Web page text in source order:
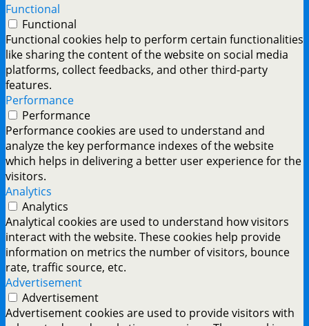
Functional
Functional
Functional cookies help to perform certain functionalities
like sharing the content of the website on social media
platforms, collect feedbacks, and other third-party
features.
Performance
Performance
Performance cookies are used to understand and
analyze the key performance indexes of the website
which helps in delivering a better user experience for the
visitors.
Analytics
Analytics
Analytical cookies are used to understand how visitors
interact with the website. These cookies help provide
information on metrics the number of visitors, bounce
rate, traffic source, etc.
Advertisement
Advertisement
Advertisement cookies are used to provide visitors with